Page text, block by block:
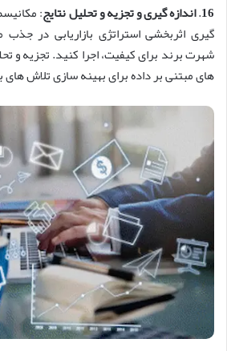
16
.اندازه گیری و تجزیه و تحلیل نتایج:
گیری اثربخشی استراتژی بازاریابی در
شهرت برند برای کیفیت، اجرا کنید. تجزیه و
های مبتنی بر داده برای بهینه سازی تلاش های